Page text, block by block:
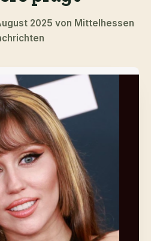
2025 von Mittelhessen